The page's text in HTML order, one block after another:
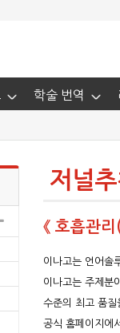
학술 번역
저널추
《 호흡관
이나고는 언어솔
이나고는 주제분
수준의 최고 품
공식 홈페이지에